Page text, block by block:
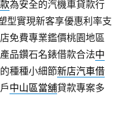
為安全的汽機車貸款行
型實現新客享優惠利率支
免費專業鑑價桃園地區
品鑽石名錶借款合法中
種種小細節新店汽車借
中山區當舖貸款專案多